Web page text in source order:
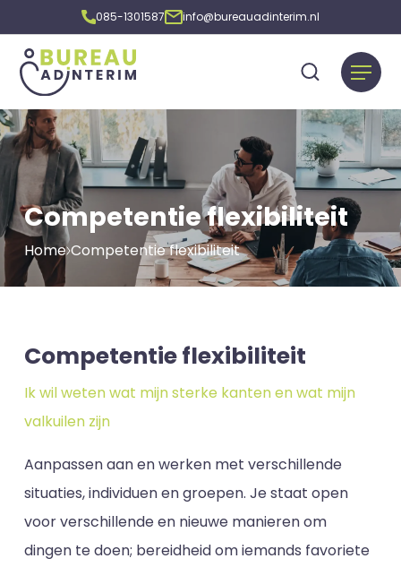
085-1301587 info@bureauadinterim.nl
Competentie flexibiliteit
Home Competentie flexibiliteit
Competentie flexibiliteit
Ik wil weten wat mijn sterke kanten en wat mijn
valkuilen zijn
Aanpassen aan en werken met verschillende
situaties, individuen en groepen. Je staat open
voor verschillende en nieuwe manieren om
dingen te doen; bereidheid om iemands favoriete